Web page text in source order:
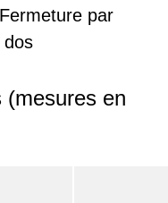
Fermeture par
dos
(mesures en